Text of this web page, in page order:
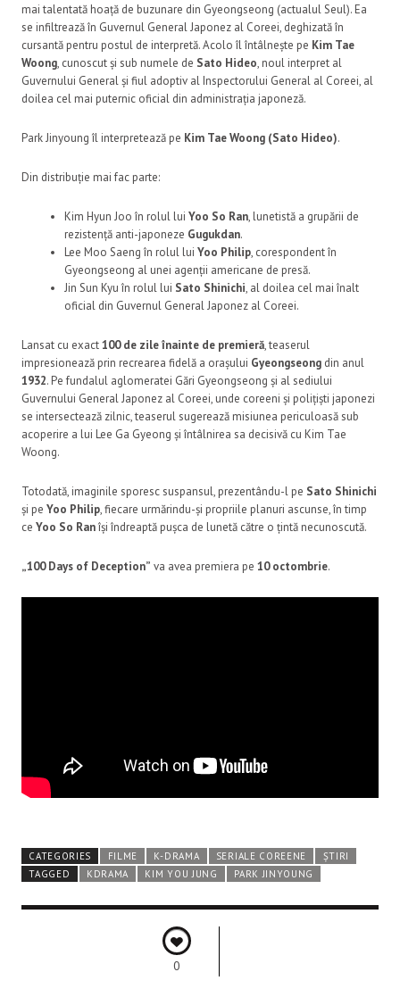
mai talentată hoață de buzunare din Gyeongseong (actualul Seul). Ea
se infiltrează în Guvernul General Japonez al Coreei, deghizată în
cursantă pentru postul de interpretă. Acolo îl întâlnește pe Kim Tae
Woong, cunoscut și sub numele de Sato Hideo, noul interpret al
Guvernului General și fiul adoptiv al Inspectorului General al Coreei, al
doilea cel mai puternic oficial din administrația japoneză.
Park Jinyoung îl interpretează pe Kim Tae Woong (Sato Hideo).
Din distribuție mai fac parte:
Kim Hyun Joo în rolul lui Yoo So Ran, lunetistă a grupării de
rezistență anti-japoneze Gugukdan.
Lee Moo Saeng în rolul lui Yoo Philip, corespondent în
Gyeongseong al unei agenții americane de presă.
Jin Sun Kyu în rolul lui Sato Shinichi, al doilea cel mai înalt
oficial din Guvernul General Japonez al Coreei.
Lansat cu exact100 de zile înainte de premieră, teaserul
impresionează prin recrearea fidelă a orașului Gyeongseong din anul
1932. Pe fundalul aglomeratei Gări Gyeongseong și al sediului
Guvernului General Japonez al Coreei, unde coreeni și polițiști japonezi
se intersectează zilnic, teaserul sugerează misiunea periculoasă sub
acoperire a lui Lee Ga Gyeong și întâlnirea sa decisivă cu Kim Tae
Woong.
Totodată, imaginile sporesc suspansul, prezentându-l pe Sato Shinichi
și pe Yoo Philip, fiecare urmărindu-și propriile planuri ascunse, în timp
ce Yoo So Ranîși îndreaptă pușca de lunetă către o țintă necunoscută.
„100 Days of Deception” va avea premiera pe 10 octombrie.
CATEGORIES FILME K-DRAMA SERIALE COREENE
ȘTIRI
TAGGED
KDRAMA KIM YOU JUNG PARK JINYOUNG
0